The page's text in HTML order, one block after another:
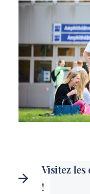
Visitez les
!